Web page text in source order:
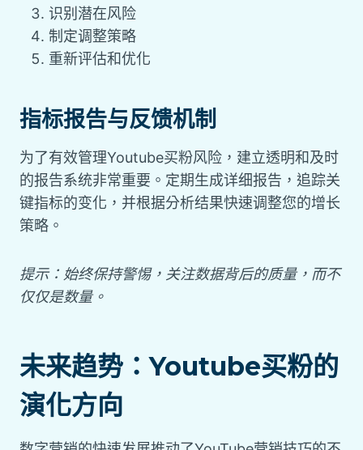
识别潜在风险
制定调整策略
重新评估和优化
指标报告与反馈机制
为了有效管理Youtube买粉风险，建立透明和及时
的报告系统非常重要。定期生成详细报告，追踪关
键指标的变化，并根据分析结果快速调整您的增长
策略。
提示：始终保持警惕，关注数据背后的质量，而不
仅仅是数量。
未来趋势：Youtube买粉的
演化方向